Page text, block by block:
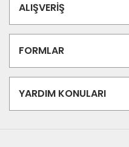
ALIŞVERİŞ
FORMLAR
YARDIM KONULARI